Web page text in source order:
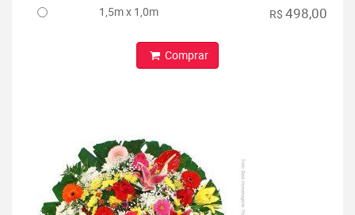
1,5m x 1,0m R$ 498,00
Comprar